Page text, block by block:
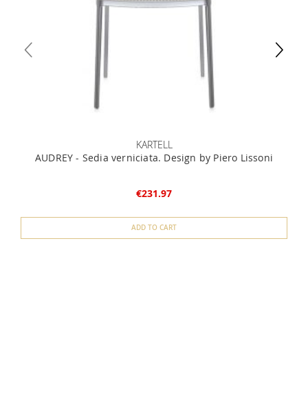
KARTELL
AUDREY - Sedia verniciata. Design by Piero Lissoni
€231.97
ADD TO CART